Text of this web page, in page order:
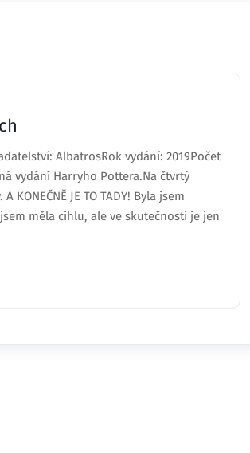
AlbatrosRok vydání: 2019Počet
vydání Harryho Pottera.Na čtvrtý
JE TO TADY! Byla jsem
měla cihlu, ale ve skutečnosti je jen